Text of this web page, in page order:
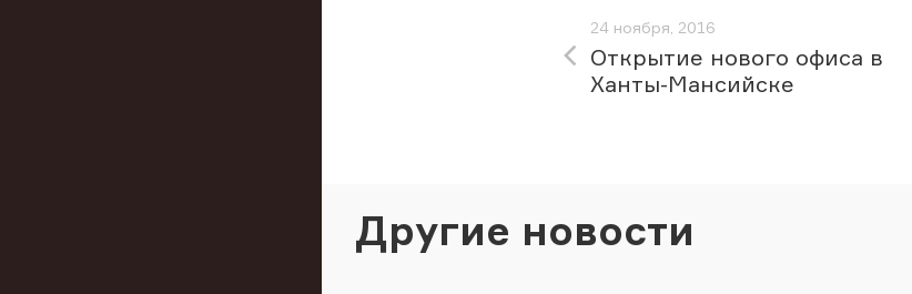
24 ноября, 2016
Открытие нового офиса в
Ханты-Мансийске
Другие новости